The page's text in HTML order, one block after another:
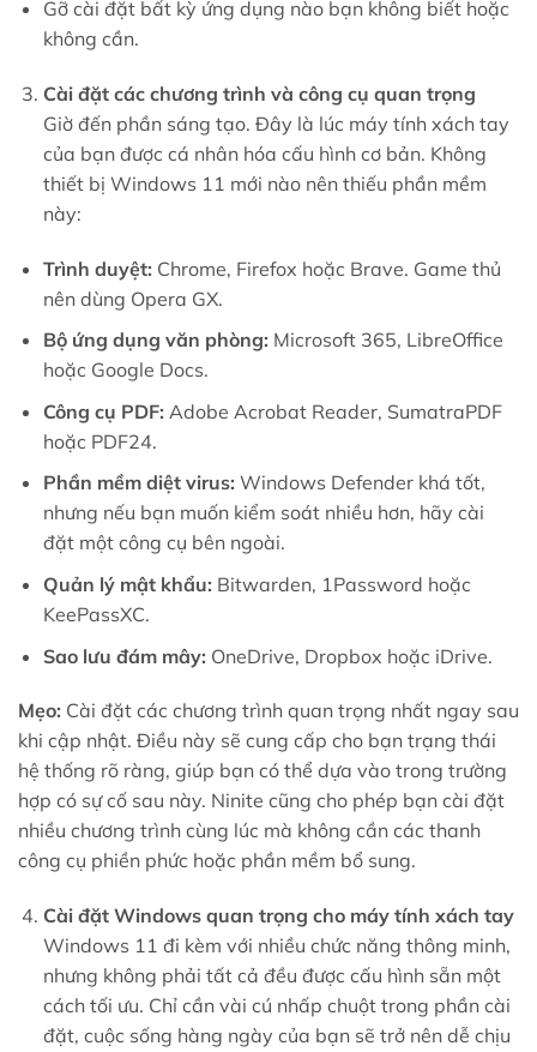
Gỡ cài đặt bất kỳ ứng dụng nào bạn không biết hoặc
không cần.
Cài đặt các chương trình và công cụ quan trọng
Giờ đến phần sáng tạo. Đây là lúc máy tính xách tay
của bạn được cá nhân hóa cấu hình cơ bản. Không
thiết bị Windows 11 mới nào nên thiếu phần mềm
này:
Trình duyệt: Chrome, Firefox hoặc Brave. Game thủ
nên dùng Opera GX.
Bộ ứng dụng văn phòng: Microsoft 365, LibreOffice
hoặc Google Docs.
Công cụ PDF: Adobe Acrobat Reader, SumatraPDF
hoặc PDF24.
Phần mềm diệt virus: Windows Defender khá tốt,
nhưng nếu bạn muốn kiểm soát nhiều hơn, hãy cài
đặt một công cụ bên ngoài.
Quản lý mật khẩu: Bitwarden, 1Password hoặc
KeePassXC.
Sao lưu đám mây: OneDrive, Dropbox hoặc iDrive.
Mẹo: Cài đặt các chương trình quan trọng nhất ngay sau
khi cập nhật. Điều này sẽ cung cấp cho bạn trạng thái
hệ thống rõ ràng, giúp bạn có thể dựa vào trong trường
hợp có sự cố sau này. Ninite cũng cho phép bạn cài đặt
nhiều chương trình cùng lúc mà không cần các thanh
công cụ phiền phức hoặc phần mềm bổ sung.
Cài đặt Windows quan trọng cho máy tính xách tay
Windows 11 đi kèm với nhiều chức năng thông minh,
nhưng không phải tất cả đều được cấu hình sẵn một
cách tối ưu. Chỉ cần vài cú nhấp chuột trong phần cài
đặt, cuộc sống hàng ngày của bạn sẽ trở nên dễ chịu